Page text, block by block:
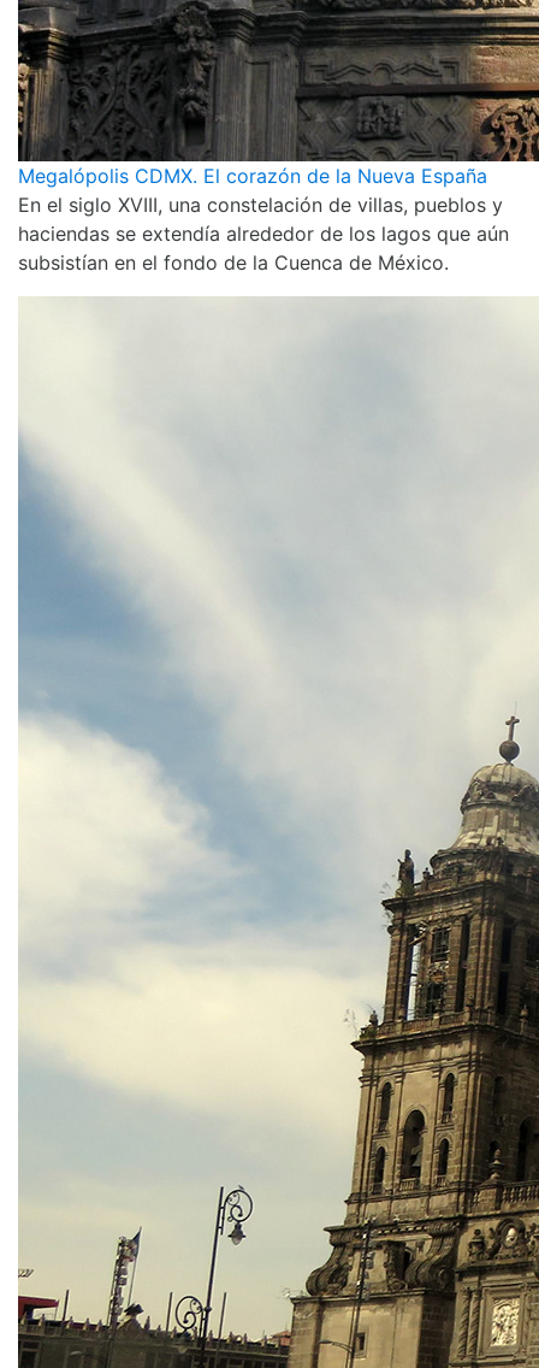
Megalópolis CDMX. El corazón de la Nueva España
En el siglo XVIII, una constelación de villas, pueblos y
haciendas se extendía alrededor de los lagos que aún
subsistían en el fondo de la Cuenca de México.